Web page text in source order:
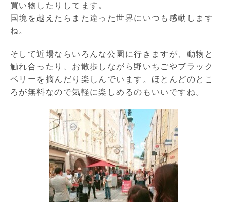
買い物したりしてます。
国境を越えたらまた違った世界にいつも感動します
ね。
そして近場ならいろんな公園に行きますが、動物と
触れ合ったり、お散歩しながら野いちごやブラック
ベリーを摘んだり楽しんでいます。ほとんどのとこ
ろが無料なので気軽に楽しめるのもいいですね。